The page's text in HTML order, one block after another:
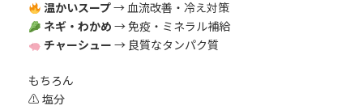
温かいスープ→ 血流改善・冷え対策
ネギ・わかめ → 免疫・ミネラル補給
チャーシュー → 良質なタンパク質
もちろん
⚠ 塩分